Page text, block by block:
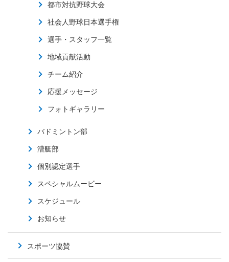
都市対抗野球大会
社会人野球日本選手権
選手・スタッフ一覧
地域貢献活動
チーム紹介
応援メッセージ
フォトギャラリー
バドミントン部
漕艇部
個別認定選手
スペシャルムービー
スケジュール
お知らせ
スポーツ協賛